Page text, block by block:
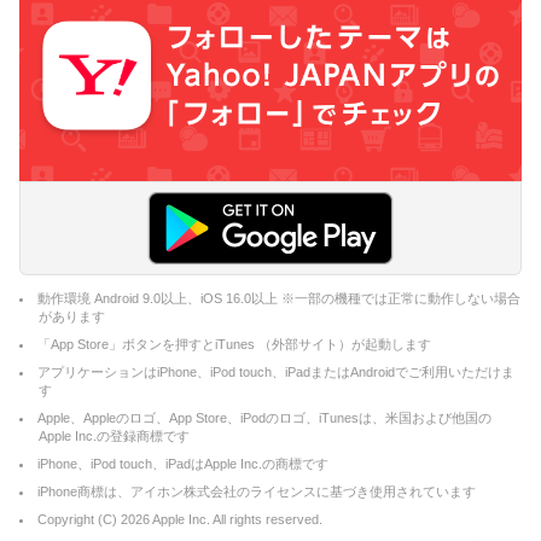
動作環境 Android 9.0以上、iOS 16.0以上 ※一部の機種では正常に動作しない場合
があります
「App Store」ボタンを押すとiTunes （外部サイト）が起動します
アプリケーションはiPhone、iPod touch、iPadまたはAndroidでご利用いただけま
す
Apple、Appleのロゴ、App Store、iPodのロゴ、iTunesは、米国および他国の
Apple Inc.の登録商標です
iPhone、iPod touch、iPadはApple Inc.の商標です
iPhone商標は、アイホン株式会社のライセンスに基づき使用されています
Copyright (C) 2026Apple Inc. All rights reserved.